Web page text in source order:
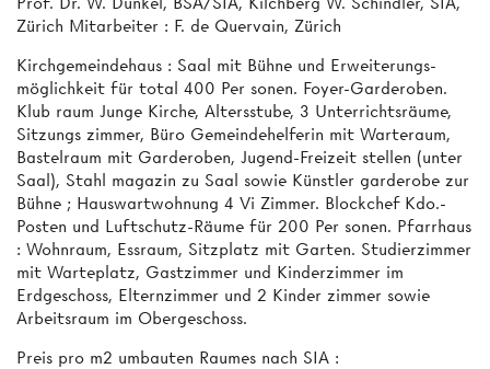
Zürich Mitarbeiter : F. de Quervain, Zürich
Kirchgemeindehaus : Saal mit Bühne und Erweiterungs­
möglichkeit für total 400 Per­ sonen. Foyer-Garderoben.
Klub­ raum Junge Kirche, Altersstube, 3 Unterrichtsräume,
Sitzungs­ zimmer, Büro Gemeindehelferin mit Warteraum,
Bastelraum mit Garderoben, Jugend-Freizeit­ stellen (unter
Saal), Stahl­ magazin zu Saal sowie Künstler­ garderobe zur
Bühne ; Hauswartwohnung 4 Vi Zimmer. Blockchef Kdo.-
Posten und Luftschutz-Räume für 200 Per­ sonen. Pfarrhaus
: Wohnraum, Essraum, Sitzplatz mit Garten. Studierzimmer
mit Warteplatz, Gastzimmer und Kinderzimmer im
Erdgeschoss, Elternzimmer und 2 Kinder­ zimmer sowie
Arbeitsraum im Obergeschoss.
Preis pro m2 umbauten Raumes nach SIA :